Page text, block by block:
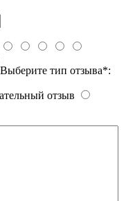
Выберите тип отзыва*:
отзыв